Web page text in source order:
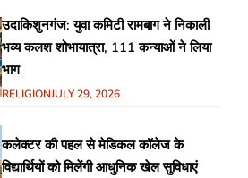
उदाकिशुनगंज: युवा कमिटी रामबाग ने निकाली
भव्य कलश शोभायात्रा, 111 कन्याओं ने लिया
भाग
RELIGIONJULY 29, 2026
कलेक्टर की पहल से मेडिकल कॉलेज के
विद्यार्थियों को मिलेंगी आधुनिक खेल सुविधाएं